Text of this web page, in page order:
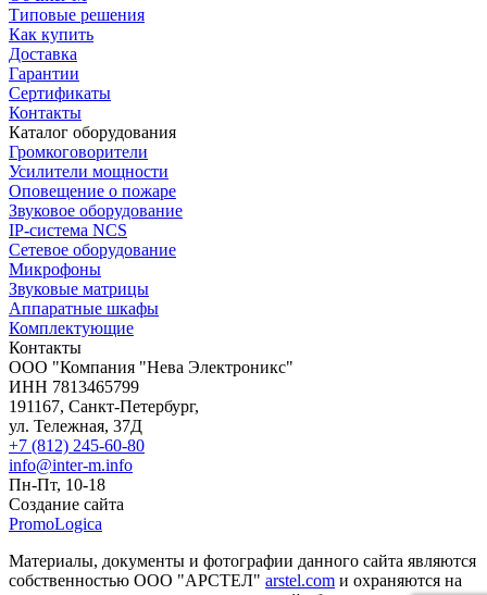
Типовые решения
Как купить
Доставка
Гарантии
Сертификаты
Контакты
Каталог оборудования
Громкоговорители
Усилители мощности
Оповещение о пожаре
Звуковое оборудование
IP-система NCS
Сетевое оборудование
Микрофоны
Звуковые матрицы
Аппаратные шкафы
Комплектующие
Контакты
OOO "Компания "Нева Электроникс"
ИНН 7813465799
191167, Санкт-Петербург,
ул. Тележная, 37Д
+7 (812) 245-60-80
info@inter-m.info
Пн-Пт, 10-18
Создание сайта
PromoLogica
Материалы, документы и фотографии данного сайта являются
собственностью ООО "АРСТЕЛ" arstel.com и охраняются на